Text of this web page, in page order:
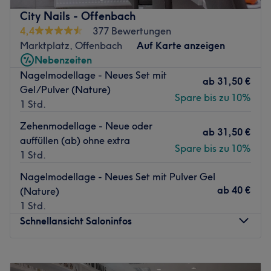
ausgewählten Produkten überzeugen.
Nächste öffentliche Verkehrsmittel:
Die Station Leipziger Straße ist nur wenige Gehminuten
entfernt.
Das Team:
Das herzliche Team hat mit vielen Jahren Berufserfahrung
viel Wissen gesammelt und hilft dir den passenden
Service für dich zu finden.
Was uns an dem Salon gefällt:
Atmosphäre: Entspannt, freundlich, warm.
Extras: Es werden gratis Getränke angeboten.
City Nails - Offenbach
4,4
377 Bewertungen
Marktplatz, Offenbach
Auf Karte anzeigen
Nebenzeiten
Nagelmodellage - Neues Set mit
Gel/Pulver (Nature)
1 Std.
ab 31,50 €
Spare bis zu 10%
Zehenmodellage - Neue oder
auffüllen (ab) ohne extra
1 Std.
ab 31,50 €
Spare bis zu 10%
Nagelmodellage - Neues Set mit Pulver Gel
(Nature)
1 Std.
ab 40 €
Schnellansicht Saloninfos